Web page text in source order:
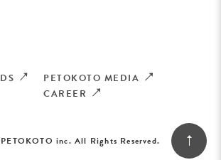
PETOKOTO MEDIA
CAREER
inc. All Rights Reserved.